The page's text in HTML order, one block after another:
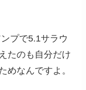
プで5.1サラウ
たのも自分だけ
めなんですよ。